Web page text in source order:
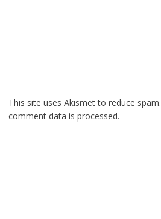
This site uses Akismet to reduce spam.
comment data is processed.